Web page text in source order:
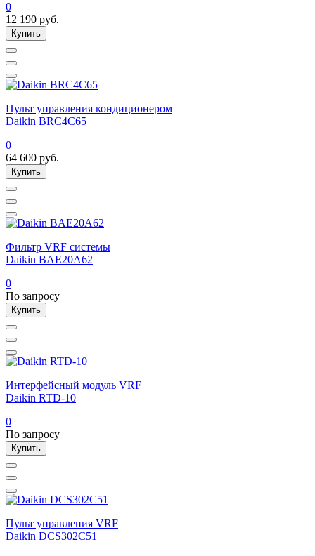
0
12 190 руб.
Купить
Пульт управления кондиционером
Daikin BRC4C65
0
64 600 руб.
Купить
Фильтр VRF системы
Daikin BAE20A62
0
По запросу
Купить
Интерфейсный модуль VRF
Daikin RTD-10
0
По запросу
Купить
Пульт управления VRF
Daikin DCS302C51